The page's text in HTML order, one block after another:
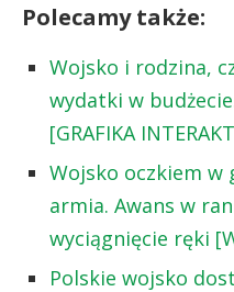
Polecamy także:
Wojsko i rodzina,
wydatki w
[GRAFIKA
Wojsko oczkiem w
armia. Awans w
wyciągnięcie ręki
Polskie wojsko